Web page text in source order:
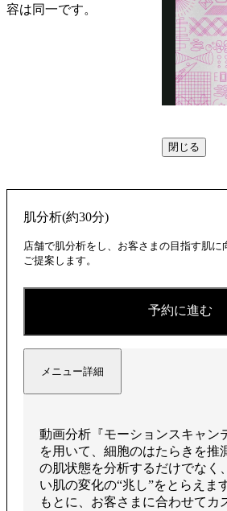
容は同一です。
閉じる
肌分析(約30分)
店舗で肌分析をし、お客さまの目指す肌に
ご提案します。
予約に進む
メニュー詳細
動画分析『モーションスキャン
を用いて、細胞のはたらきを推
の肌状態を分析するだけでなく
い肌の変化の“兆し”をとらえま
もとに、お客さまに合わせてカ